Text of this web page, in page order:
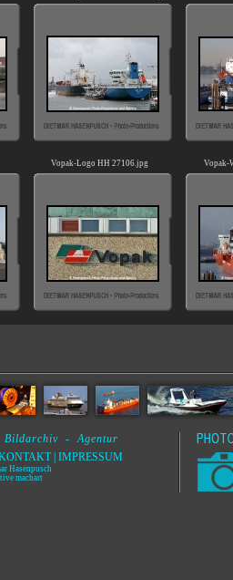
Vopak-Logo HH 27106.jpg Vopak-
Bildarchiv - Agentur
| IMPRESSUM
Hasenpusch
machart